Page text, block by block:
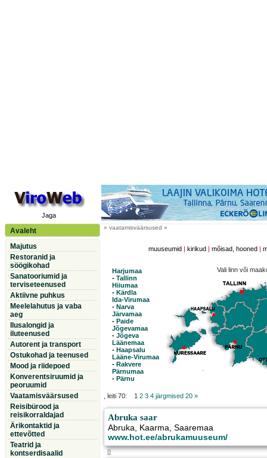
Jaga
Avaleht
Majutus
Restoranid ja
söögikohad
Sanatooriumid ja
terviseteenused
Aktiivne puhkus
Meelelahutus ja vaba
aeg
Ilusalongid ja
iluteenused
Autorent ja transport
Ostukohad ja teenused
Mood ja riidepoed
Konverentsiruumid ja
peoruumid
Vaatamisväärsused
Reisibürood ja
reisikorraldajad
Ärikontaktid ja
ettevõtted
Teatrid ja
kontserdisaalid
» vaatamisväärsused »
muuseumid kirikud mõisad, hooned
Harjumaa
- Tallinn
Hiiumaa
- Kärdla
Ida-Virumaa
- Narva
Järvamaa
- Paide
Jõgevamaa
- Jõgeva
Läänemaa
- Haapsalu
Lääne-Virumaa
- Rakvere
Pärnumaa
- Pärnu
Vali linn või
, leiti 70: 1 2 3 4 järgmised 20 »
Abruka saar
Abruka, Kaarma, Saaremaa
www.hot.ee/abrukamuuseum/
[]